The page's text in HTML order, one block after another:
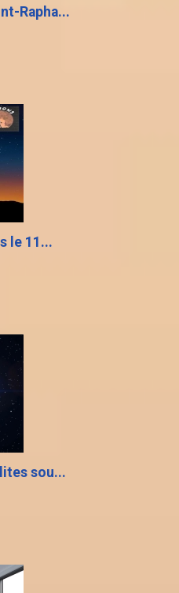
Rapha...
le 11...
sou...